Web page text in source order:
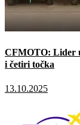
CFMOTO: Lider
i četiri točka
13.10.2025